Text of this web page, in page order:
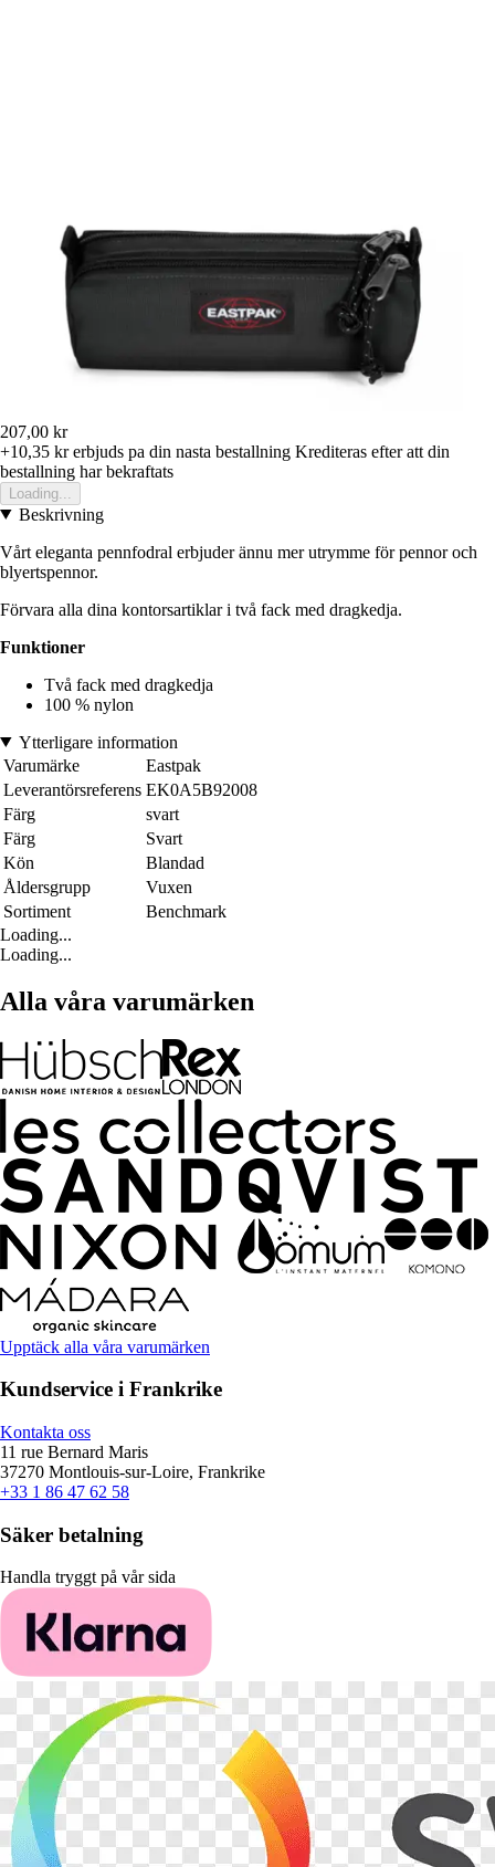
207,00 kr
+10,35 krerbjuds pa din nasta bestallning Krediteras efter att din
bestallning har bekraftats
Loading...
Beskrivning
Vårt eleganta pennfodral erbjuder ännu mer utrymme för pennor och
blyertspennor.
Förvara alla dina kontorsartiklar i två fack med dragkedja.
Funktioner
Två fack med dragkedja
100 % nylon
Ytterligare information
Varumärke
Eastpak
Leverantörsreferens EK0A5B92008
Färg
svart
Färg
Svart
Kön
Blandad
Åldersgrupp
Vuxen
Sortiment
Benchmark
Loading...
Loading...
Alla våra varumärken
Upptäck alla våra varumärken
Kundservice i Frankrike
Kontakta oss
11 rue Bernard Maris
37270 Montlouis-sur-Loire, Frankrike
+33 1 86 47 62 58
Säker betalning
Handla tryggt på vår sida